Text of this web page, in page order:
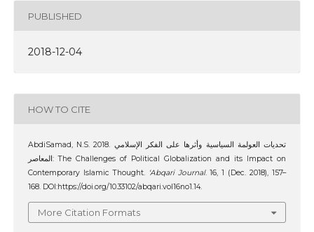
PUBLISHED
2018-12-04
HOW TO CITE
AbdiSamad, N.S. 2018. تحديات العولمة السياسية وأثرها على الفكر الإسلامي
المعاصر: The Challenges of Political Globalization and its Impact on
Contemporary Islamic Thought. ‘Abqari Journal. 16, 1 (Dec. 2018), 157–
168. DOI:https://doi.org/10.33102/abqari.vol16no1.14.
More Citation Formats